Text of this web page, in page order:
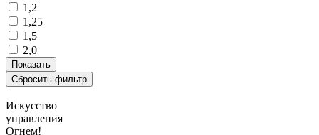
1,2
1,25
1,5
2,0
Искусство
управления
Огнем!